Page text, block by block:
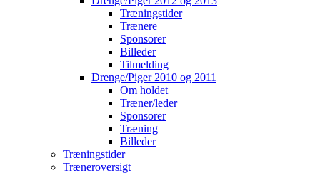
Træningstider
Trænere
Sponsorer
Billeder
Tilmelding
Drenge/Piger 2010 og 2011
Om holdet
Træner/leder
Sponsorer
Træning
Billeder
Træningstider
Træneroversigt